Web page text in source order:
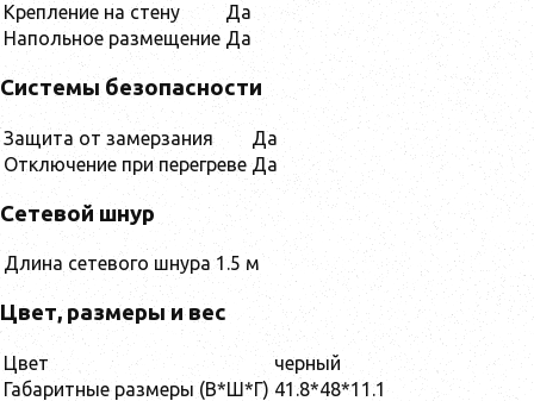
Крепление на стену
Да
Напольное размещение Да
Системы безопасности
Защита от замерзания
Да
Отключение при перегреве Да
Сетевой шнур
Длина сетевого шнура 1.5 м
Цвет, размеры и вес
Цвет
черный
Габаритные размеры (В*Ш*Г) 41.8*48*11.1